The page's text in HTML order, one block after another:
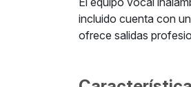
incluido cuenta con
ofrece salidas